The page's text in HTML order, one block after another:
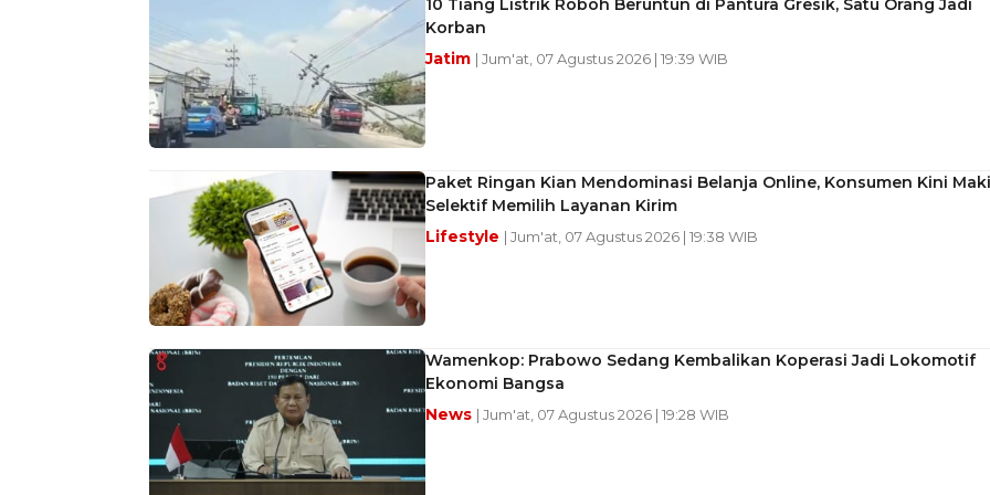
10 Tiang Listrik Roboh Beruntun di Pantura Gresik, Satu Orang Jadi
Korban
Jatim | Jum'at, 07 Agustus 2026 | 19:39 WIB
Paket Ringan Kian Mendominasi Belanja Online, Konsumen Kini
Selektif Memilih Layanan Kirim
Lifestyle | Jum'at, 07 Agustus 2026 | 19:38 WIB
Wamenkop: Prabowo Sedang Kembalikan Koperasi Jadi Lokomotif
Ekonomi Bangsa
News | Jum'at, 07 Agustus 2026 | 19:28 WIB